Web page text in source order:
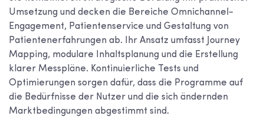
Umsetzung und decken die Bereiche Omnichannel-
Engagement, Patientenservice und Gestaltung von
Patientenerfahrungen ab. Ihr Ansatz umfasst Journey
Mapping, modulare Inhaltsplanung und die Erstellung
klarer Messpläne. Kontinuierliche Tests und
Optimierungen sorgen dafür, dass die Programme auf
die Bedürfnisse der Nutzer und die sich ändernden
Marktbedingungen abgestimmt sind.